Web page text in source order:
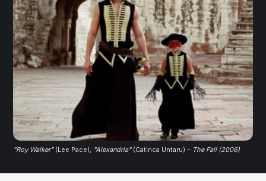
"Roy Walker" (Lee Pace), "Alexandria" (Catinca Untaru) – The Fall (2006)